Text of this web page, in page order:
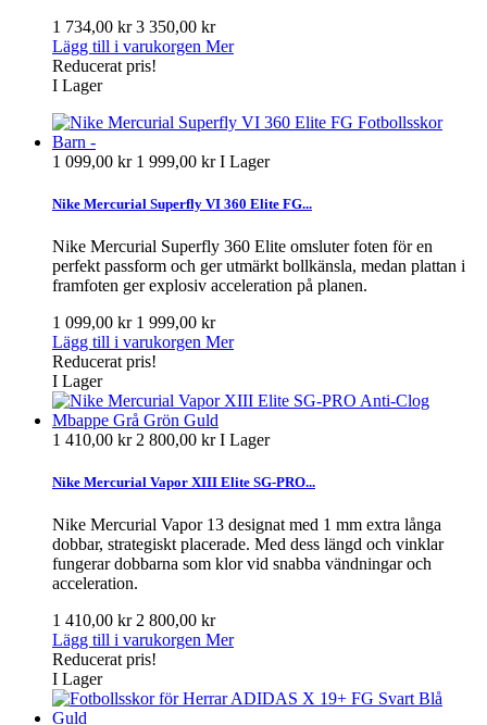
1 734,00 kr3 350,00 kr
Lägg till i varukorgen Mer
Reducerat pris!
I Lager
1 099,00 kr 1 999,00 krI Lager
Nike Mercurial Superfly VI 360 Elite FG...
Nike Mercurial Superfly 360 Elite omsluter foten för en
perfekt passform och ger utmärkt bollkänsla, medan plattan i
framfoten ger explosiv acceleration på planen.
1 099,00 kr 1 999,00 kr
Lägg till i varukorgen Mer
Reducerat pris!
I Lager
1 410,00 kr 2 800,00 krI Lager
Nike Mercurial Vapor XIII Elite SG-PRO...
Nike Mercurial Vapor 13 designat med 1 mm extra långa
dobbar, strategiskt placerade. Med dess längd och vinklar
fungerar dobbarna som klor vid snabba vändningar och
acceleration.
1 410,00 kr 2 800,00 kr
Lägg till i varukorgen Mer
Reducerat pris!
I Lager